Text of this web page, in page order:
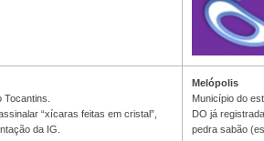
“xícaras feitas em cristal”,
da IG.
Melópolis
Município do
DO já
pedra sabão